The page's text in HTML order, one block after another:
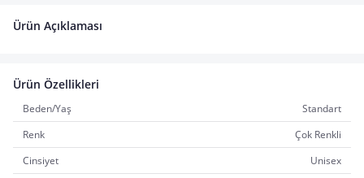
Ürün Açıklaması
Ürün Özellikleri
Beden/Yaş
Standart
Renk
Çok Renkli
Cinsiyet
Unisex